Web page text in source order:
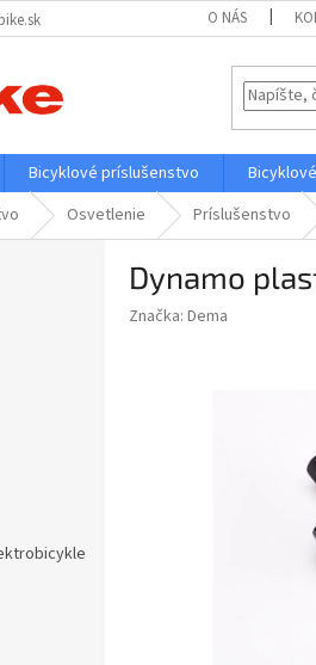
O NÁS
Bicyklové príslušenstvo
Osvetlenie Príslušenstvo
Dynamo
Značka: Dema